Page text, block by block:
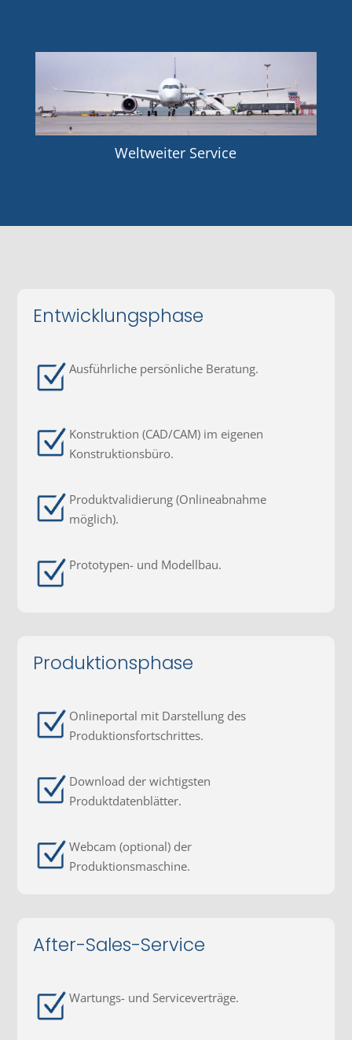
Weltweiter Service
Entwicklungsphase
Ausführliche persönliche Beratung.
Konstruktion (CAD/CAM) im eigenen
Konstruktionsbüro.
Produktvalidierung (Onlineabnahme
möglich).
Prototypen- und Modellbau.
Produktionsphase
Onlineportal mit Darstellung des
Produktionsfortschrittes.
Download der wichtigsten
Produktdatenblätter.
Webcam (optional) der
Produktionsmaschine.
After-Sales-Service
Wartungs- und Serviceverträge.